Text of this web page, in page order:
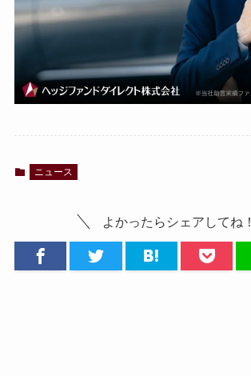
ニュース
よかったらシェアしてね！